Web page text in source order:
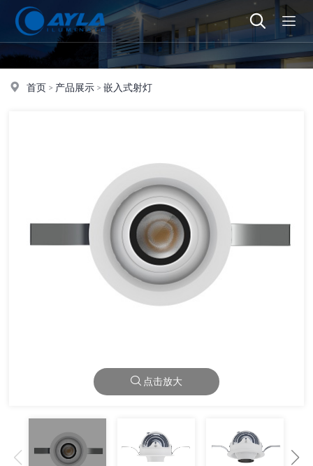
首页 >产品展示 >嵌入式射灯
点击放大